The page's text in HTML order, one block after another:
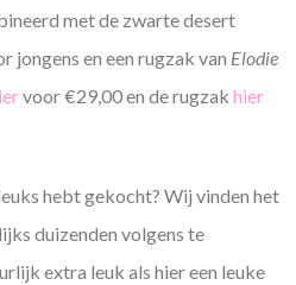
met de zwarte desert
jongens en een rugzak van Elodie
voor €29,00 en de rugzakhier
hebt gekocht? Wij vinden het
duizenden volgens te
extra leuk als hier een leuke